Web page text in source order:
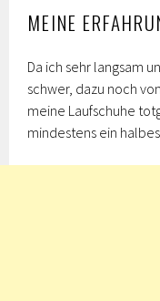
MEINE
Da ich sehr langsam
schwer, dazu noch
meine Laufschuhe
mindestens ein